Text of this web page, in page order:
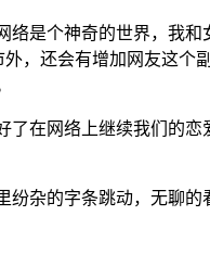
是个神奇的世界，我
，还会有增加网友这个
在网络上继续我们的
杂的字条跳动，无聊